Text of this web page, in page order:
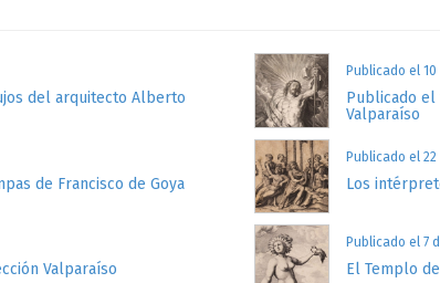
del arquitecto Alberto
Publicado el
Publicado el
Valparaíso
de Francisco de Goya
Publicado el 22
Los
Valparaíso
Publicado el 7
El Templo